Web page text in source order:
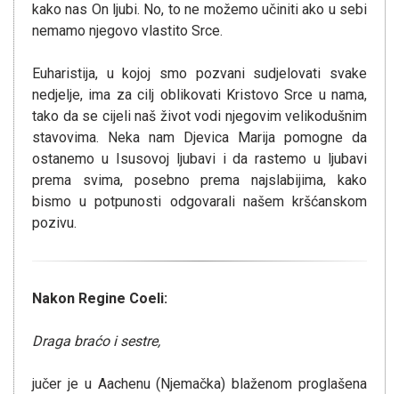
kako nas On ljubi. No, to ne možemo učiniti ako u sebi
nemamo njegovo vlastito Srce.
Euharistija, u kojoj smo pozvani sudjelovati svake
nedjelje, ima za cilj oblikovati Kristovo Srce u nama,
tako da se cijeli naš život vodi njegovim velikodušnim
stavovima. Neka nam Djevica Marija pomogne da
ostanemo u Isusovoj ljubavi i da rastemo u ljubavi
prema svima, posebno prema najslabijima, kako
bismo u potpunosti odgovarali našem kršćanskom
pozivu.
Nakon Regine Coeli:
Draga braćo i sestre,
jučer je u Aachenu (Njemačka) blaženom proglašena